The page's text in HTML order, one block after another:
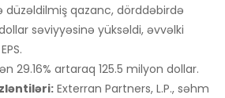
düzəldilmiş qazanc, dörddəbirdə
səviyyəsinə yüksəldi, əvvəlki
29.16% artaraq 125.5 milyon dollar.
Exterran Partners, L.P., səhm